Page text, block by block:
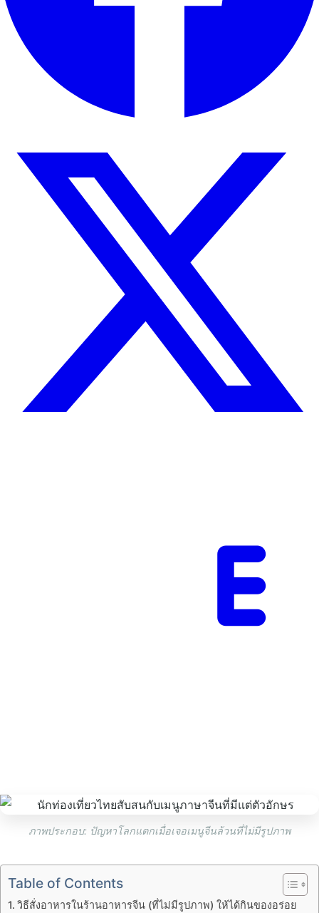
ภาพประกอบ: ปัญหาโลกแตกเมื่อเจอเมนูจีนล้วนที่ไม่มีรูปภาพ
Table of Contents
วิธีสั่งอาหารในร้านอาหารจีน (ที่ไม่มีรูปภาพ) ให้ได้กินของอร่อย